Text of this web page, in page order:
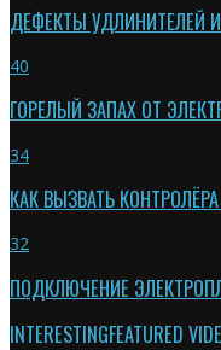
ДЕФЕКТЫ УДЛИНИТЕЛЕЙ
40
ГОРЕЛЫЙ ЗАПАХ ОТ
34
КАК ВЫЗВАТЬ
32
ПОДКЛЮЧЕНИЕ
INTERESTINGFEATURED